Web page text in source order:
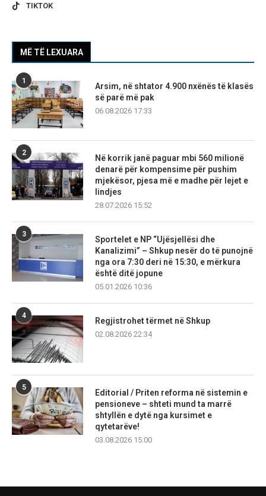
TIKTOK
MË TË LEXUARA
1
Arsim, në shtator 4.900 nxënës të klasës
së parë më pak
06.08.2026 17:33
2
Në korrik janë paguar mbi 560 milionë
denarë për kompensime për pushim
mjekësor, pjesa më e madhe për lejet e
lindjes
28.07.2026 15:52
3
Sportelet e NP “Ujësjellësi dhe
Kanalizimi” – Shkup nesër do të punojnë
nga ora 7:30 deri në 15:30, e mërkura
është ditë jopune
05.01.2026 10:36
4
Regjistrohet tërmet në Shkup
02.08.2026 22:34
5
Editorial / Priten reforma në sistemin e
pensioneve – shteti mund ta marrë
shtyllën e dytë nga kursimet e
qytetarëve!
03.08.2026 15:00